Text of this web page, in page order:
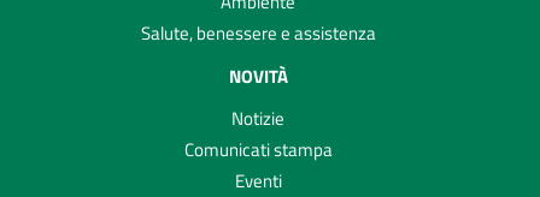
Salute, benessere e assistenza
NOVITÀ
Notizie
Comunicati stampa
Eventi